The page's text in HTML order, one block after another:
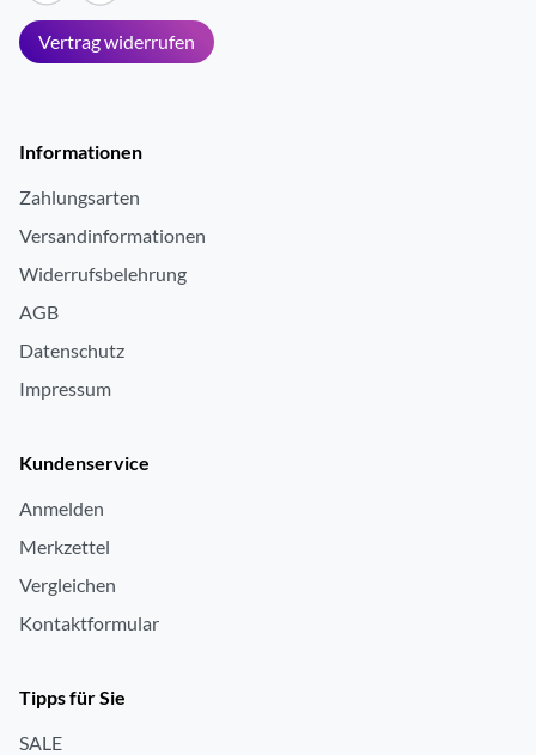
Vertrag widerrufen
Informationen
Zahlungsarten
Versandinformationen
Widerrufsbelehrung
AGB
Datenschutz
Impressum
Kundenservice
Anmelden
Merkzettel
Vergleichen
Kontaktformular
Tipps für Sie
SALE